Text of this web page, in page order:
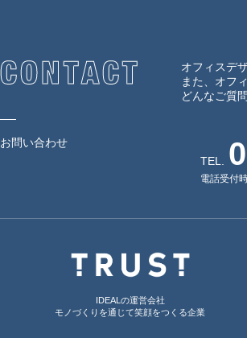
オフィスデ
また、オフ
どんなご質
お問い合わせ
TEL.
電話受付
IDEALの運営会社
モノづくりを通じて笑顔をつくる企業